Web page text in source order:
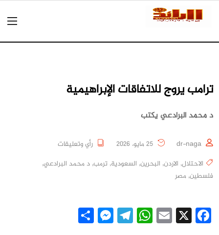
ترامب يروج للاتفاقات الإبراهيمية
د محمد البرادعي يكتب
dr-naga
رأي وتعليقات
الاحتلال, الاردن, البحرين, السعودية, ترمب, د محمد البرادعي,
فلسطين, مصر
Facebook
X
Email
WhatsApp
Telegram
Messenger